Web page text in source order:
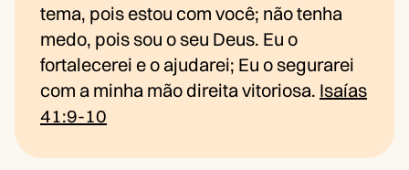
tema, pois estou com você; não tenha
medo, pois sou o seu Deus. Eu o
fortalecerei e o ajudarei; Eu o segurarei
com a minha mão direita vitoriosa. Isaías
41:9-10